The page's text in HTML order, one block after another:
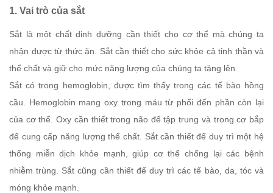
1. Vai trò của sắt
Sắt là một chất dinh dưỡng cần thiết cho cơ thể mà chúng ta
nhận được từ thức ăn. Sắt cần thiết cho sức khỏe cả tinh thần và
thể chất và giữ cho mức năng lượng của chúng ta tăng lên.
Sắt có trong hemoglobin, được tìm thấy trong các tế bào hồng
cầu. Hemoglobin mang oxy trong máu từ phổi đến phần còn lại
của cơ thể. Oxy cần thiết trong não để tập trung và trong cơ bắp
để cung cấp năng lượng thể chất. Sắt cần thiết để duy trì một hệ
thống miễn dịch khỏe mạnh, giúp cơ thể chống lại các bệnh
nhiễm trùng. Sắt cũng cần thiết để duy trì các tế bào, da, tóc và
móng khỏe mạnh.